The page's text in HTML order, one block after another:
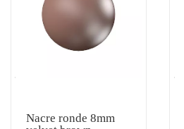
Nacre ronde 8mm